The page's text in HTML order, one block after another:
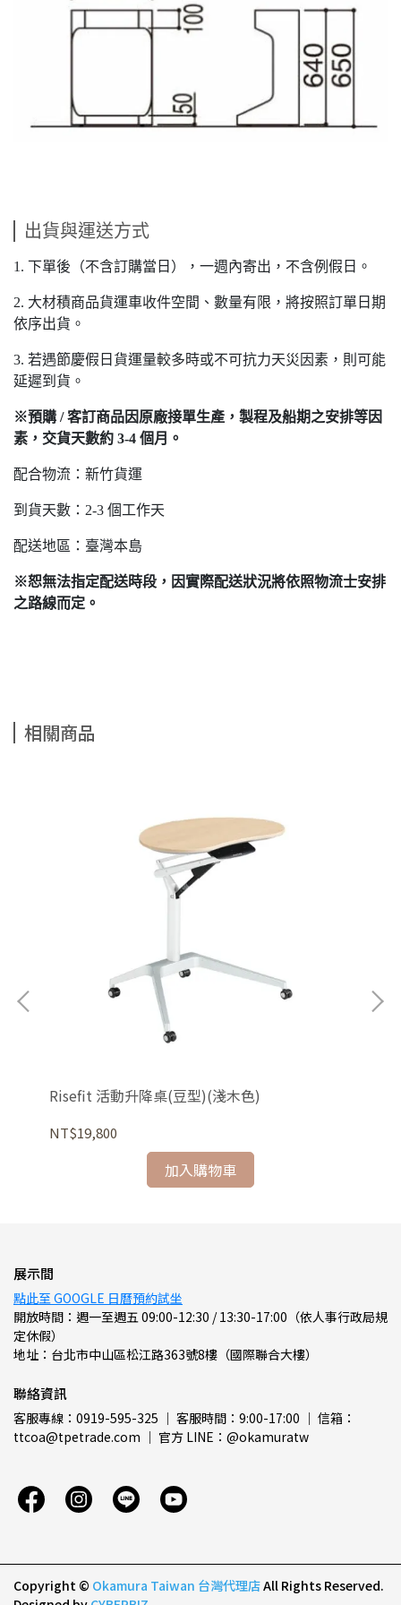
出貨與運送方式
1. 下單後（不含訂購當日），一週內寄出，不含例假日。
2. 大材積商品貨運車收件空間、數量有限，將按照訂單日期
依序出貨。
3. 若遇節慶假日貨運量較多時或不可抗力天災因素，則可能
延遲到貨。
※預購 / 客訂商品因原廠接單生產，製程及船期之安排等因
素，交貨天數約 3-4 個月。
配合物流：新竹貨運
到貨天數：2-3 個工作天
配送地區：臺灣本島
※恕無法指定配送時段，因實際配送狀況將依照物流士安排
之路線而定。
相關商品
Risefit 活動升降桌(豆型)(淺木色)
NT$19,800
加入購物車
展示間
點此至 GOOGLE 日曆預約試坐
開放時間：週一至週五 09:00-12:30 / 13:30-17:00（依人事行政局規
定休假）
地址：台北市中山區松江路363號8樓（國際聯合大樓）
聯絡資訊
客服專線：0919-595-325 ｜ 客服時間：9:00-17:00 ｜ 信箱：
ttcoa@tpetrade.com ｜ 官方 LINE：@okamuratw
Copyright © Okamura Taiwan 台灣代理店All Rights Reserved.